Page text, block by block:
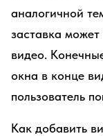
аналогичной
заставка
видео.
окна в конце
пользователь
Как добавить